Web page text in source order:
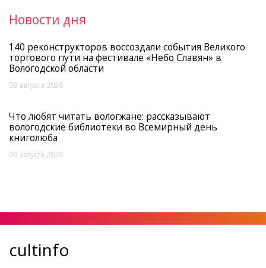
Новости дня
140 реконструкторов воссоздали события Великого
торгового пути на фестивале «Небо Славян» в
Вологодской области
09 августа 2026
Что любят читать вологжане: рассказывают
вологодские библиотеки во Всемирный день
книголюба
09 августа 2026
cultinfo